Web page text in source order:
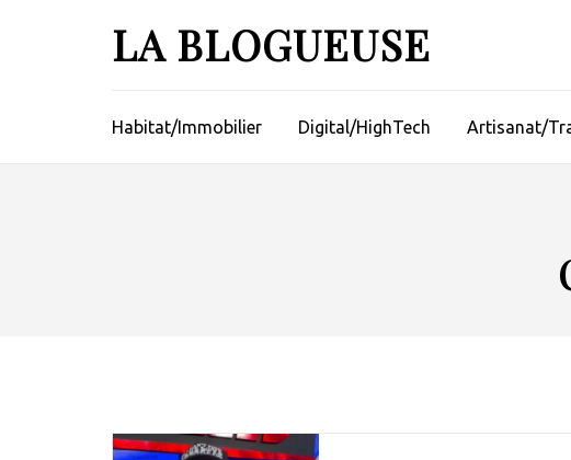
LA BLOGUEUSE
Habitat/Immobilier Digital/HighTech Artisanat/